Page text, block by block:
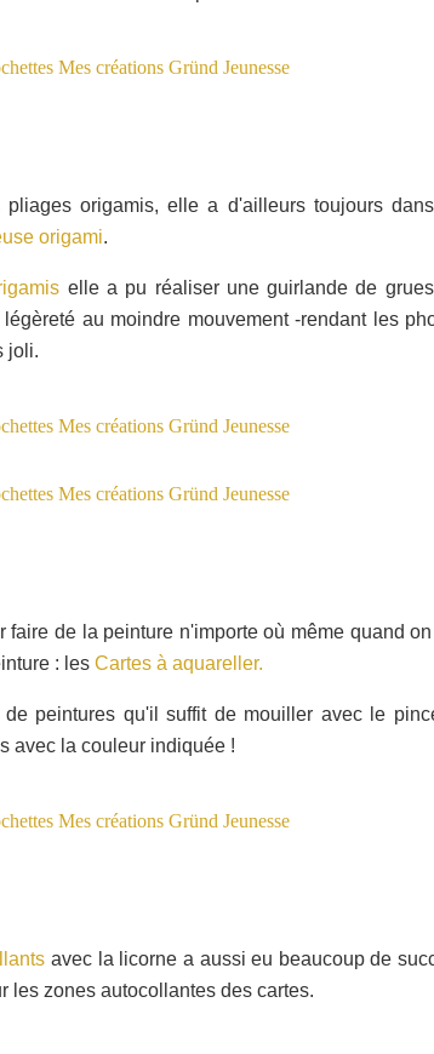
origamis, elle a d'ailleurs toujours
origami.
elle a pu réaliser une guirlande de
au moindre mouvement -rendant les
joli.
faire de la peinture n'importe où même quand
: les Cartes à aquareller.
peintures qu'il suffit de mouiller avec le
avec la couleur indiquée !
avec la licorne a aussi eu beaucoup de
les zones autocollantes des cartes.